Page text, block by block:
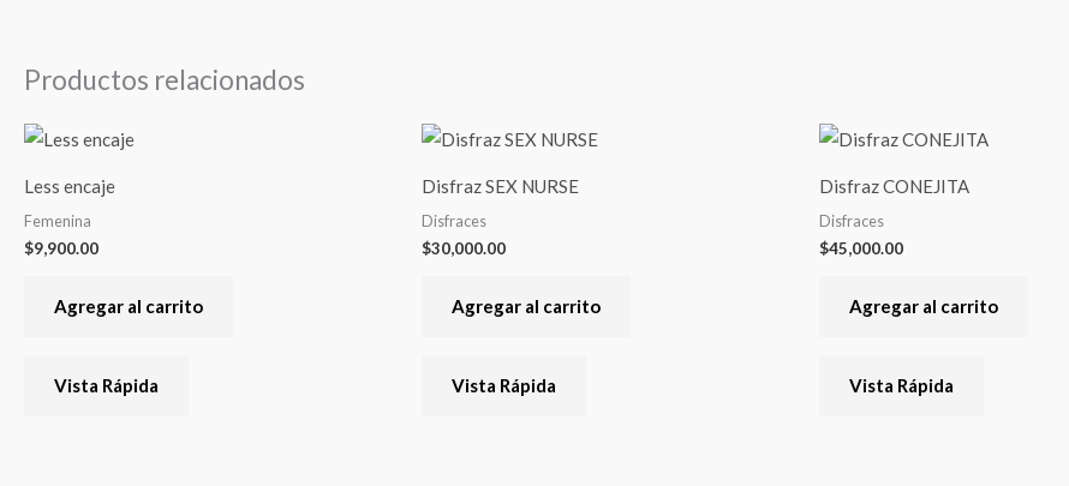
Productos relacionados
Less encaje
Femenina
$9,900.00
Agregar al carrito
Vista Rápida
Disfraz SEX NURSE
Disfraces
$30,000.00
Agregar al carrito
Vista Rápida
Disfraz CONEJITA
Disfraces
$45,000.00
Agregar al carrito
Vista Rápida